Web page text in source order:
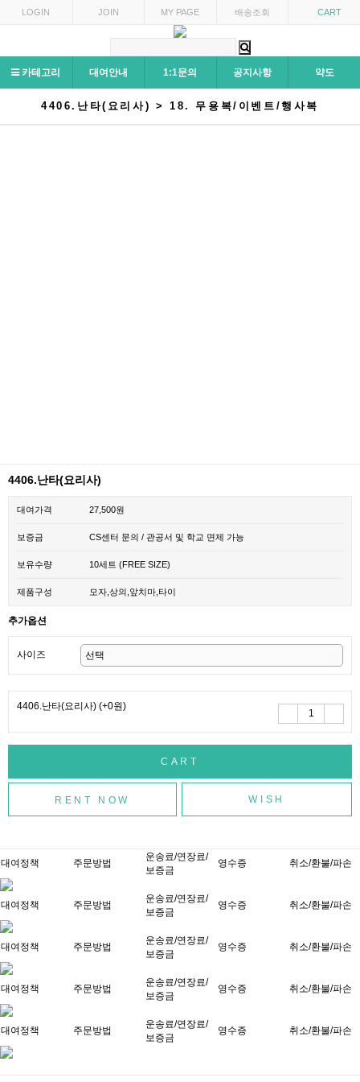
LOGIN JOIN MY PAGE 배송조회 CART
카테고리 대여안내 1:1문의 공지사항 약도
4406.난타(요리사) > 18. 무용복/이벤트/행사복
4406.난타(요리사)
대여가격 27,500원
보증금 CS센터 문의 / 관공서 및 학교 면제 가능
보유수량 10세트 (FREE SIZE)
제품구성 모자,상의,앞치마,타이
추가옵션
사이즈
4406.난타(요리사) (+0원)
WISH
대여정책 주문방법
운송료/연장료/
보증금
영수증 취소/환불/파손
대여정책 주문방법
운송료/연장료/
보증금
영수증 취소/환불/파손
대여정책 주문방법
운송료/연장료/
보증금
영수증 취소/환불/파손
대여정책 주문방법
운송료/연장료/
보증금
영수증 취소/환불/파손
대여정책 주문방법
운송료/연장료/
보증금
영수증 취소/환불/파손